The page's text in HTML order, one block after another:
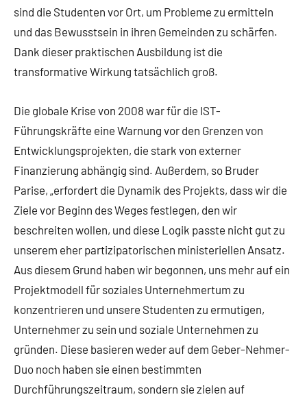
sind die Studenten vor Ort, um Probleme zu ermitteln
und das Bewusstsein in ihren Gemeinden zu schärfen.
Dank dieser praktischen Ausbildung ist die
transformative Wirkung tatsächlich groß.
Die globale Krise von 2008 war für die IST-
Führungskräfte eine Warnung vor den Grenzen von
Entwicklungsprojekten, die stark von externer
Finanzierung abhängig sind. Außerdem, so Bruder
Parise, „erfordert die Dynamik des Projekts, dass wir die
Ziele vor Beginn des Weges festlegen, den wir
beschreiten wollen, und diese Logik passte nicht gut zu
unserem eher partizipatorischen ministeriellen Ansatz.
Aus diesem Grund haben wir begonnen, uns mehr auf ein
Projektmodell für soziales Unternehmertum zu
konzentrieren und unsere Studenten zu ermutigen,
Unternehmer zu sein und soziale Unternehmen zu
gründen. Diese basieren weder auf dem Geber-Nehmer-
Duo noch haben sie einen bestimmten
Durchführungszeitraum, sondern sie zielen auf